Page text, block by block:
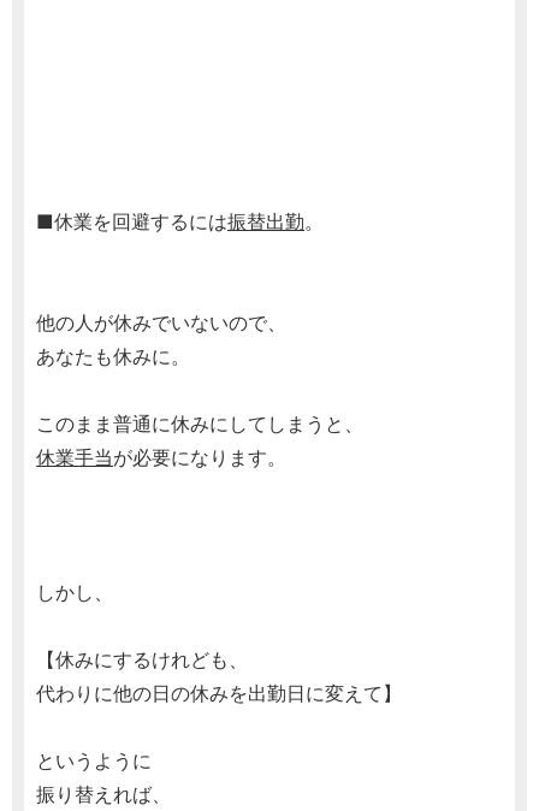
■休業を回避するには振替出勤。
他の人が休みでいないので、
あなたも休みに。
このまま普通に休みにしてしまうと、
休業手当が必要になります。
しかし、
【休みにするけれども、
代わりに他の日の休みを出勤日に変えて】
というように
振り替えれば、